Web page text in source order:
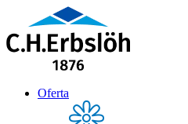
Oferta